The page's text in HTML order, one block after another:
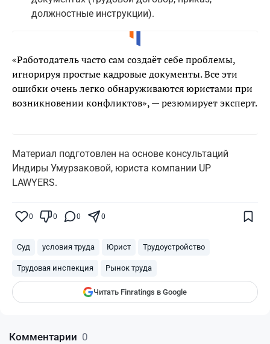
должностные инструкции).
«Работодатель часто сам создаёт себе проблемы,
игнорируя простые кадровые документы. Все эти
ошибки очень легко обнаруживаются юристами при
возникновении конфликтов», — резюмирует эксперт.
Материал подготовлен на основе консультаций
Индиры Умурзаковой, юриста компании UP
LAWYERS.
0 0 0 0
Суд условия труда Юрист Трудоустройство
Трудовая инспекция Рынок труда
Читать Finratings в Google
Поставьте галочку рядом с
Finratings
Комментарии 0